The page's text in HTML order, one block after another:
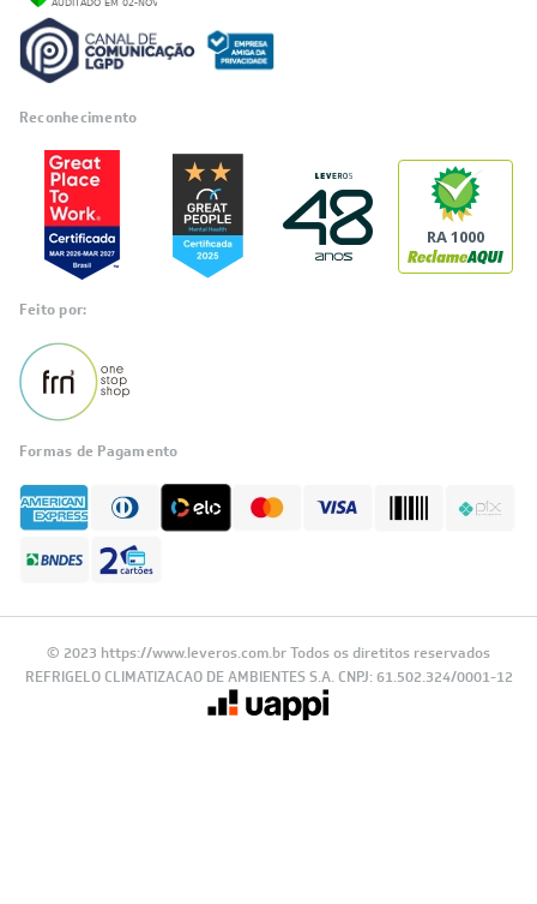
Reconhecimento
RA 1000
Feito por:
Formas de Pagamento
© 2023 https://www.leveros.com.br Todos os diretitos reservados
REFRIGELO CLIMATIZACAO DE AMBIENTES S.A. CNPJ: 61.502.324/0001-12